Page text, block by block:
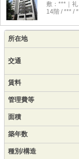
敷：***｜
14階 / *** /
所在地
交通
賃料
管理費等
面積
築年数
種別/構造